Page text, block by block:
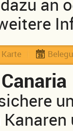
Karte